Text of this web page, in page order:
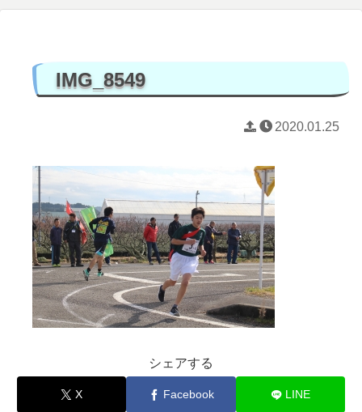
IMG_8549
2020.01.25
シェアする
X Facebook LINE